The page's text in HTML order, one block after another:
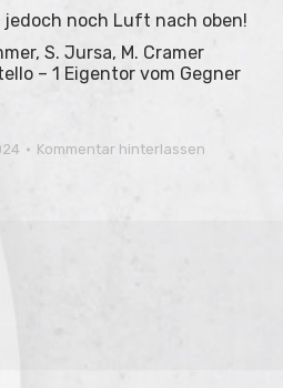
noch Luft nach oben!
S. Jursa, M. Cramer
– 1 Eigentor vom Gegner
Kommentar hinterlassen